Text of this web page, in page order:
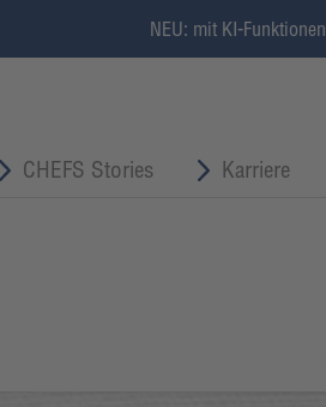
NEU: mit KI-Funktionen
CHEFS Stories Karriere